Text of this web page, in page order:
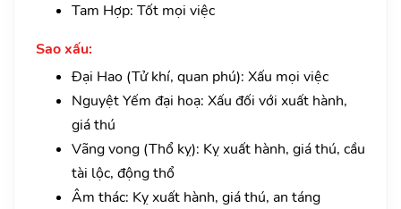
Tam Hợp: Tốt mọi việc
Sao xấu:
Đại Hao (Tử khí, quan phú): Xấu mọi việc
Nguyệt Yếm đại hoạ: Xấu đối với xuất hành,
giá thú
Vãng vong (Thổ kỵ): Kỵ xuất hành, giá thú, cầu
tài lộc, động thổ
Âm thác: Kỵ xuất hành, giá thú, an táng